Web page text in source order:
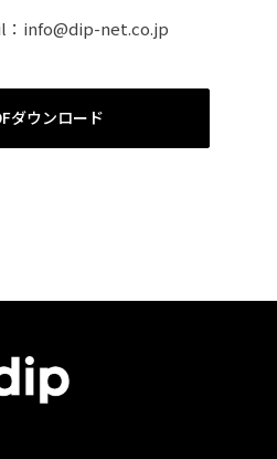
info@dip-net.co.jp
ダウンロード